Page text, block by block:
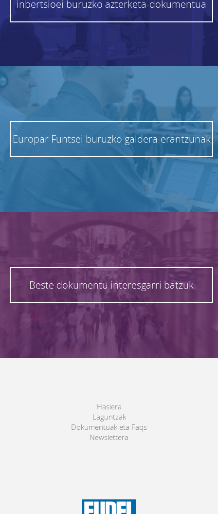
inbertsioei buruzko azterketa-dokumentua
Europar Funtsei buruzko galdera-erantzunak
Beste dokumentu interesgarri batzuk
Hasiera
Laguntzak
Dokumentuak eta Faqs
Newslettera